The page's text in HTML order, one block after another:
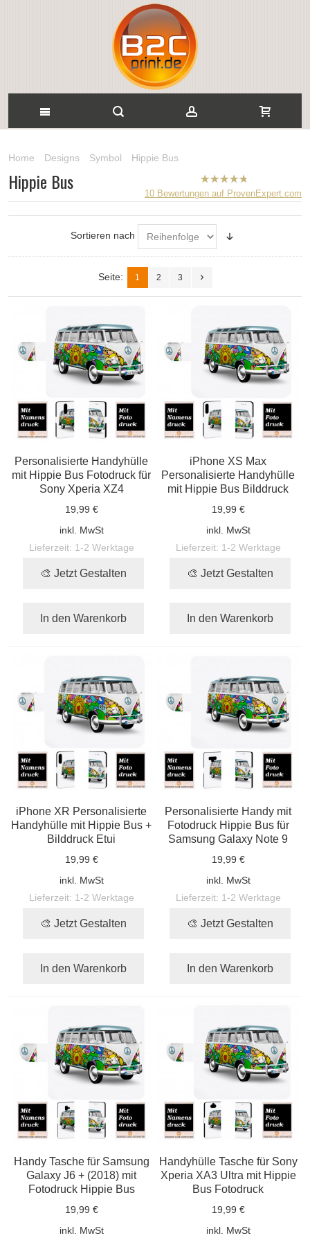
Home Designs Symbol Hippie Bus
B2CPrint
hat5von
5
Sternen |
10 Bewertungen auf ProvenExpert.com
Hippie Bus
Sortieren nach
Seite: 1 2 3
Personalisierte Handyhülle
mit Hippie Bus Fotodruck für
Sony Xperia XZ4
19,99 €
inkl. MwSt
Lieferzeit: 1-2 Werktage
🎨 Jetzt Gestalten
In den Warenkorb
iPhone XS Max
Personalisierte Handyhülle
mit Hippie Bus Bilddruck
19,99 €
inkl. MwSt
Lieferzeit: 1-2 Werktage
🎨 Jetzt Gestalten
In den Warenkorb
iPhone XR Personalisierte
Handyhülle mit Hippie Bus +
Bilddruck Etui
19,99 €
inkl. MwSt
Lieferzeit: 1-2 Werktage
🎨 Jetzt Gestalten
In den Warenkorb
Personalisierte Handy mit
Fotodruck Hippie Bus für
Samsung Galaxy Note 9
19,99 €
inkl. MwSt
Lieferzeit: 1-2 Werktage
🎨 Jetzt Gestalten
In den Warenkorb
Handy Tasche für Samsung
Galaxy J6 + (2018) mit
Fotodruck Hippie Bus
19,99 €
inkl. MwSt
Handyhülle Tasche für Sony
Xperia XA3 Ultra mit Hippie
Bus Fotodruck
19,99 €
inkl. MwSt